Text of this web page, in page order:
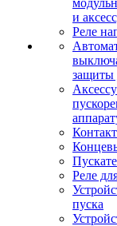
и
Реле
защиты
Реле
пуска